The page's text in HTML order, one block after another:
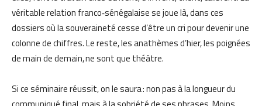
véritable relation franco‑sénégalaise se joue là, dans ces
dossiers où la souveraineté cesse d’être un cri pour devenir une
colonne de chiffres. Le reste, les anathèmes d’hier, les poignées
de main de demain, ne sont que théâtre.
Si ce séminaire réussit, on le saura : non pas à la longueur du